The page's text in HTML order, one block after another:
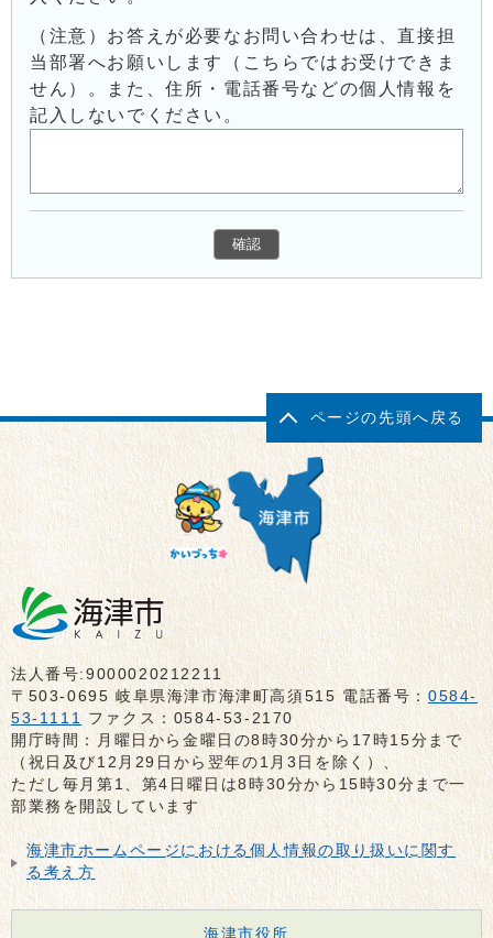
（注意）お答えが必要なお問い合わせは、直接担
当部署へお願いします（こちらではお受けできま
せん）。また、住所・電話番号などの個人情報を
記入しないでください。
ページの先頭へ戻る
法人番号:9000020212211
〒503-0695 岐阜県海津市海津町高須515 電話番号：0584-
53-1111 ファクス：0584-53-2170
開庁時間：月曜日から金曜日の8時30分から17時15分まで
（祝日及び12月29日から翌年の1月3日を除く）、
ただし毎月第1、第4日曜日は8時30分から15時30分まで一
部業務を開設しています
海津市ホームページにおける個人情報の取り扱いに関す
る考え方
海津市役所